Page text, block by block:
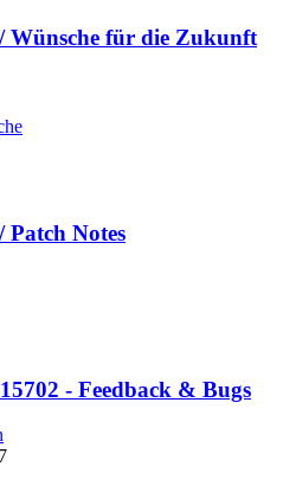
Wünsche für die Zukunft
Notes
- Feedback & Bugs